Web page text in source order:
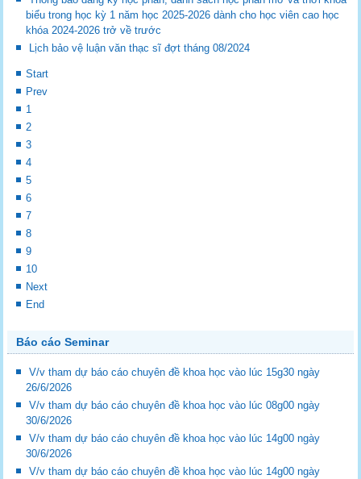
biểu trong học kỳ 1 năm học 2025-2026 dành cho học viên cao học
khóa 2024-2026 trở về trước
Lịch bảo vệ luận văn thạc sĩ đợt tháng 08/2024
Start
Prev
1
2
3
4
5
6
7
8
9
10
Next
End
Báo cáo Seminar
V/v tham dự báo cáo chuyên đề khoa học vào lúc 15g30 ngày
26/6/2026
V/v tham dự báo cáo chuyên đề khoa học vào lúc 08g00 ngày
30/6/2026
V/v tham dự báo cáo chuyên đề khoa học vào lúc 14g00 ngày
30/6/2026
V/v tham dự báo cáo chuyên đề khoa học vào lúc 14g00 ngày